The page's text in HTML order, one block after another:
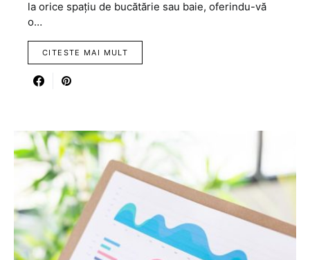
la orice spațiu de bucătărie sau baie, oferindu-vă
o…
CITESTE MAI MULT